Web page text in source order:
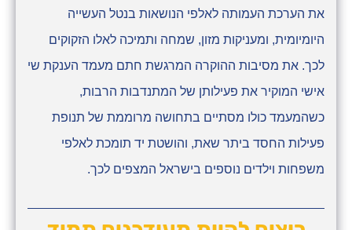
את הערכת העמותה לאלפי הנושאות בנטל העשייה
היומיומית, ומעניקות מזון, שמחה ותמיכה לאלו הזקוקים
לכך. את מסיבות ההוקרה המרגשת חתם מעמד הענקת שי
אישי המוקיר את פעילותן של המתנדבות הרבות,
כשהמעמד כולו מסתיים בתחושה מרוממת של תנופת
פעילות החסד ביתר שאת, והושטת יד תומכת לאלפי
משפחות וילדים נוספים בישראל המצפים לכך.